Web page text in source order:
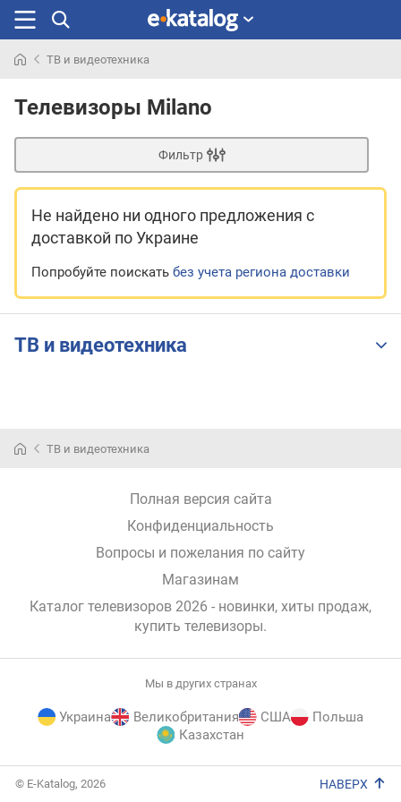
раньше
ТВ и видеотехника
Телевизоры Milano
Фильтр
Не найдено ни одного предложения с
доставкой по Украине
Попробуйте поискать без учета региона доставки
ТВ и видеотехника
ТВ и видеотехника
Полная версия сайта
Конфиденциальность
Вопросы и пожелания по сайту
Магазинам
Каталог телевизоров 2026 - новинки, хиты продаж,
купить телевизоры.
Мы в других странах
Украина Великобритания США
Польша
Казахстан
© E-Katalog, 2026 НАВЕРХ